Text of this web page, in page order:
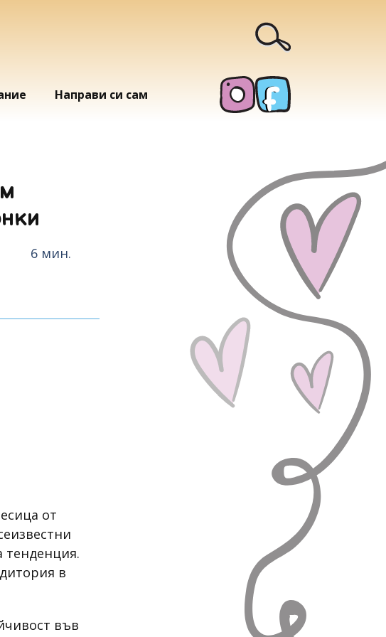
Направи си сам
6 мин.
от
тенденция.
в
във